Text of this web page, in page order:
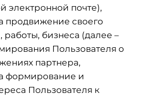
электронной почте),
продвижение своего
работы, бизнеса (далее –
Пользователя о
партнера,
формирование и
Пользователя к